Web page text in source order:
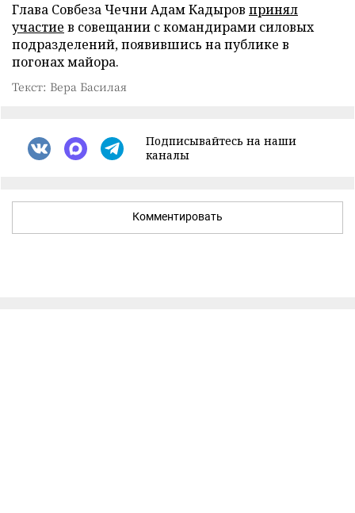
Глава Совбеза Чечни Адам Кадыров принял
участие в совещании с командирами силовых
подразделений, появившись на публике в
погонах майора.
Текст: Вера Басилая
Подписывайтесь на наши
каналы
Комментировать